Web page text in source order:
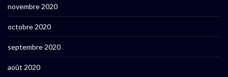
novembre 2020
octobre 2020
septembre 2020
août 2020